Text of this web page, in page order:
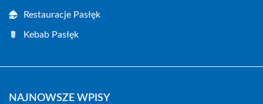
Restauracje Pasłęk
Kebab Pasłęk
NAJNOWSZE WPISY